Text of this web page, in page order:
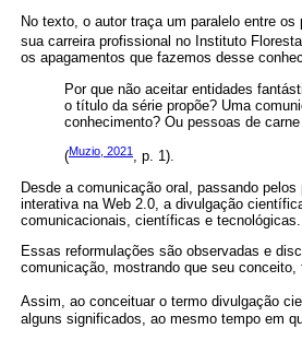
No texto, o autor traça um paralelo entre
sua carreira profissional no Instituto Florestal
os apagamentos que fazemos desse
Por que não aceitar entidades
o título da série propõe? Uma
conhecimento? Ou pessoas de
(Muzio, 2021 , p. 1).
Desde a comunicação oral, passando
interativa na Web 2.0, a divulgação
comunicacionais, científicas e tecnológicas.
Essas reformulações são observadas e
comunicação, mostrando que seu
Assim, ao conceituar o termo divulgação
alguns significados, ao mesmo tempo em